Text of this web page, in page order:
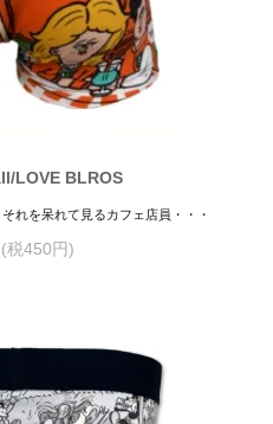
LOVE BLROS
れを呆れて見るカフェ店員・・・
税450円)